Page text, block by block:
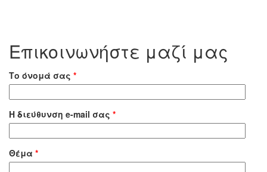
Επικοινωνήστε μαζί μας
Το όνομά σας *
Η διεύθυνση e-mail σας *
Θέμα *